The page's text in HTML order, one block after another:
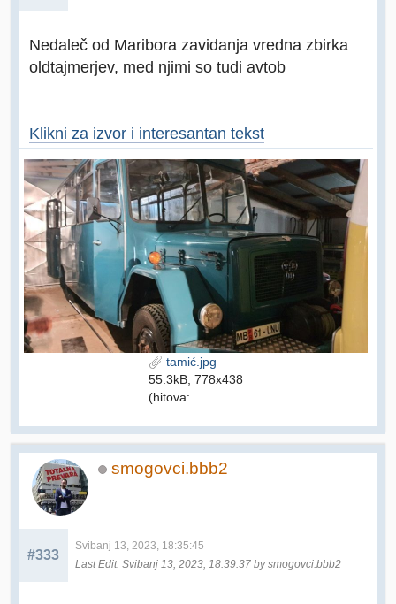
Nedaleč od Maribora zavidanja vredna zbirka
oldtajmerjev, med njimi so tudi avtob
Klikni za izvor i interesantan tekst
tamić.jpg
55.3kB, 778x438
(hitova:
smogovci.bbb2
#333
Svibanj 13, 2023, 18:35:45
Last Edit: Svibanj 13, 2023, 18:39:37 by smogovci.bbb2